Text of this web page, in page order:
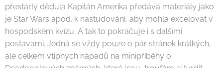
přestárlý dědula Kapitán Amerika předává materiály jako
je Star Wars apod. k nastudování, aby mohla excelovat v
hospodském kvízu. A tak to pokračuje i s dalšími
postavami. Jedná se vždy pouze o pár stránek krátkých,
ale celkem vtipných nápadů na minipříběhy o